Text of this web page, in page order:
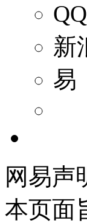
新
易
网易声
本页面